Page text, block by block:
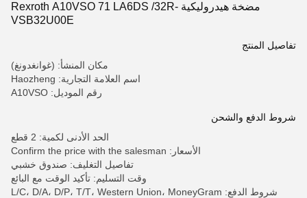
مضخة هيدروليكية Rexroth A10VSO 71 LA6DS /32R-
VSB32U00E
تفاصيل المنتج
مكان المنشأ: (غوانغدونغ)
اسم العلامة التجارية: Haozheng
رقم الموديل: A10VSO
شروط الدفع والشحن
الحد الأدنى لكمية: 2 قطع
الأسعار: Confirm the price with the salesman
تفاصيل التغليف: صندوق خشبي
وقت التسليم: تأكيد الوقت مع البائع
شروط الدفع: L/C، D/A، D/P، T/T، Western Union، MoneyGram